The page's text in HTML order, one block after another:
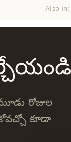
Also in:
రోజుల
కూడా